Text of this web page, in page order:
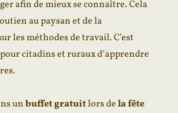
afin de mieux se connaître. Cela
au paysan et de la
les méthodes de travail. C’est
citadins et ruraux d’apprendre
unbuffet gratuitlors dela fête